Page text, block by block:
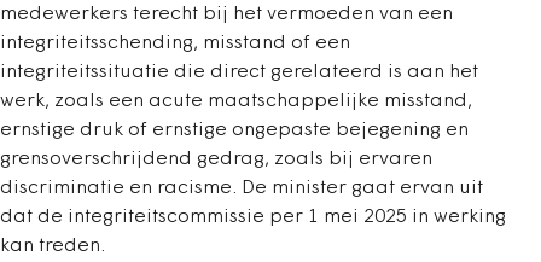
medewerkers terecht bij het vermoeden van een
integriteitsschending, misstand of een
integriteitssituatie die direct gerelateerd is aan het
werk, zoals een acute maatschappelijke misstand,
ernstige druk of ernstige ongepaste bejegening en
grensoverschrijdend gedrag, zoals bij ervaren
discriminatie en racisme. De minister gaat ervan uit
dat de integriteitscommissie per 1 mei 2025 in werking
kan treden.